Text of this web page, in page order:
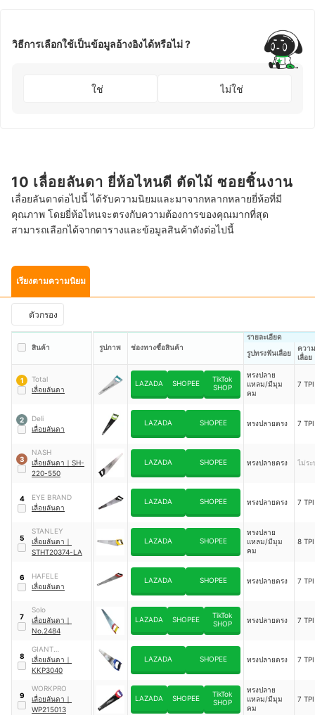
วิธีการเลือกใช้เป็นข้อมูลอ้างอิงได้หรือไม่ ?
ใช่ ไม่ใช่
10 เลื่อยลันดา ยี่ห้อไหนดี ตัดไม้ ซอยชิ้นงาน
เลื่อยลันดาต่อไปนี้ ได้รับความนิยมและมาจากหลากหลายยี่ห้อที่มี
คุณภาพ โดยยี่ห้อไหนจะตรงกับความต้องการของคุณมากที่สุด
สามารถเลือกได้จากตารางและข้อมูลสินค้าดังต่อไปนี้
เรียงตามความนิยม
ตัวกรอง
สินค้า รูปภาพ ช่องทางซื้อสินค้า
รายละเอียด
รูปทรงฟันเลื่อย
ควา
เลื่อย
1
Total
เลื่อยลันดา
LAZADA SHOPEE
TikTok
SHOP
ทรงปลาย
แหลม/มีมุม
คม
7 TPI
2
Deli
เลื่อยลันดา
LAZADA SHOPEE ทรงปลายตรง 7 TPI
3
NASH
เลื่อยลันดา ｜ SH-
220-550
LAZADA SHOPEE ทรงปลายตรง ไม่ระ
4
EYE BRAND
เลื่อยลันดา
LAZADA SHOPEE ทรงปลายตรง 7 TPI
5
STANLEY
เลื่อยลันดา ｜
STHT20374-LA
LAZADA SHOPEE
ทรงปลาย
แหลม/มีมุม
คม
8 TPI
6
HAFELE
เลื่อยลันดา
LAZADA SHOPEE ทรงปลายตรง 7 TPI
7
Solo
เลื่อยลันดา ｜
No.2484
LAZADA SHOPEE
TikTok
SHOP
ทรงปลายตรง 7 TPI
8
GIANT
KINGKONG PRO
เลื่อยลันดา ｜
KKP3040
LAZADA SHOPEE ทรงปลายตรง 7 TPI
9
WORKPRO
เลื่อยลันดา ｜
WP215013
LAZADA SHOPEE
TikTok
SHOP
ทรงปลาย
แหลม/มีมุม
คม
7 TPI